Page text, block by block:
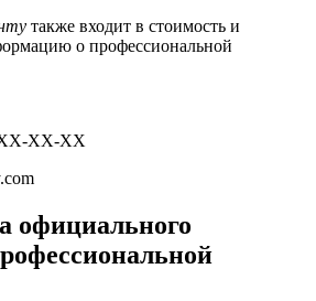
также входит в стоимость и
о профессиональной
ХХ-ХХ
официального